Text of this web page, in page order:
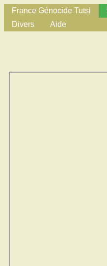
France Génocide Tutsi
Divers
Aide